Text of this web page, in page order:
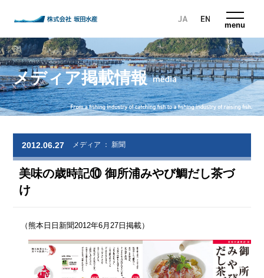
menu
メディア掲載情報
2012.06.27 メディア ： 新聞
美味の歳時記⑩ 御所浦みやび鯛だし茶づ
け
（熊本日日新聞2012年6月27日掲載）